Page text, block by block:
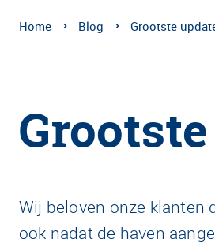
Home Blog Grootste
Wij beloven onze klanten
ook nadat de haven